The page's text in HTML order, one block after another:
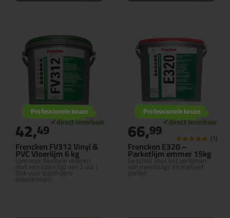
Frencken FV312 Vinyl &
PVC Vloerlijm 6 kg
Lijm voor flexibele vloeren
met een open tijd van 2 uur |
Ook voor bijzondere
legpatronen
Professionele keuze
42,49
Frencken E320 –
Parketlijm emmer 15kg
Geschikt voor het verlijmen
van meerlaags en massief
parket
Professionele keuze
66,99 (1)